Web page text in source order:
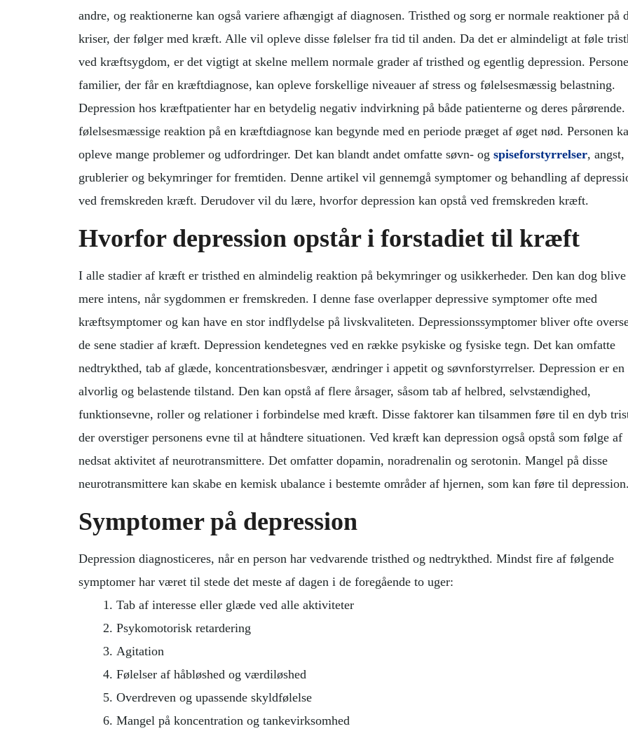
andre, og reaktionerne kan også variere afhængigt af diagnosen. Tristhed og sorg er normale reaktioner på
kriser, der følger med kræft. Alle vil opleve disse følelser fra tid til anden. Da det er almindeligt at føle
ved kræftsygdom, er det vigtigt at skelne mellem normale grader af tristhed og egentlig depression.
familier, der får en kræftdiagnose, kan opleve forskellige niveauer af stress og følelsesmæssig belastning.
Depression hos kræftpatienter har en betydelig negativ indvirkning på både patienterne og deres
følelsesmæssige reaktion på en kræftdiagnose kan begynde med en periode præget af øget nød. Personen
opleve mange problemer og udfordringer. Det kan blandt andet omfatte søvn- og spiseforstyrrelser, angst,
grublerier og bekymringer for fremtiden. Denne artikel vil gennemgå symptomer og behandling af
ved fremskreden kræft. Derudover vil du lære, hvorfor depression kan opstå ved fremskreden kræft.
Hvorfor depression opstår i forstadiet til kræft
I alle stadier af kræft er tristhed en almindelig reaktion på bekymringer og usikkerheder. Den kan dog blive
mere intens, når sygdommen er fremskreden. I denne fase overlapper depressive symptomer ofte med
kræftsymptomer og kan have en stor indflydelse på livskvaliteten. Depressionssymptomer bliver ofte
de sene stadier af kræft. Depression kendetegnes ved en række psykiske og fysiske tegn. Det kan omfatte
nedtrykthed, tab af glæde, koncentrationsbesvær, ændringer i appetit og søvnforstyrrelser. Depression er en
alvorlig og belastende tilstand. Den kan opstå af flere årsager, såsom tab af helbred, selvstændighed,
funktionsevne, roller og relationer i forbindelse med kræft. Disse faktorer kan tilsammen føre til en dyb
der overstiger personens evne til at håndtere situationen. Ved kræft kan depression også opstå som følge af
nedsat aktivitet af neurotransmittere. Det omfatter dopamin, noradrenalin og serotonin. Mangel på disse
neurotransmittere kan skabe en kemisk ubalance i bestemte områder af hjernen, som kan føre til depression.
Symptomer på depression
Depression diagnosticeres, når en person har vedvarende tristhed og nedtrykthed. Mindst fire af følgende
symptomer har været til stede det meste af dagen i de foregående to uger:
Tab af interesse eller glæde ved alle aktiviteter
Psykomotorisk retardering
Agitation
Følelser af håbløshed og værdiløshed
Overdreven og upassende skyldfølelse
Mangel på koncentration og tankevirksomhed